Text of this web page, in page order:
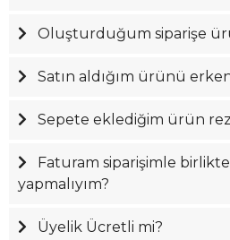
Oluşturduğum siparişe
Satın aldığım ürünü
Sepete eklediğim ürün
Faturam siparişimle
yapmalıyım?
Üyelik Ücretli mi?